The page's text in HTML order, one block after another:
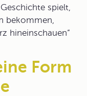
spielt,
bekommen,
hineinschauen“
Form